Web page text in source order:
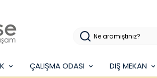
ÇALIŞMA ODASI DIŞ MEKAN